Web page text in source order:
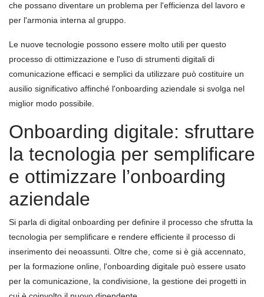
che possano diventare un problema per l'efficienza del lavoro e
per l'armonia interna al gruppo.
Le nuove tecnologie possono essere molto utili per questo
processo di ottimizzazione e l'uso di strumenti digitali di
comunicazione efficaci e semplici da utilizzare può costituire un
ausilio significativo affinché l'onboarding aziendale si svolga nel
miglior modo possibile.
Onboarding digitale: sfruttare
la tecnologia per semplificare
e ottimizzare l’onboarding
aziendale
Si parla di digital onboarding per definire il processo che sfrutta la
tecnologia per semplificare e rendere efficiente il processo di
inserimento dei neoassunti. Oltre che, come si è già accennato,
per la formazione online, l'onboarding digitale può essere usato
per la comunicazione, la condivisione, la gestione dei progetti in